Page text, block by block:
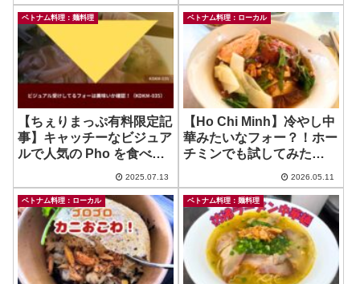
ベトナム料理：麺料理
【ちぇりまっぷ有料限定記
事】キャッチーなビジュア
ルで人気の Pho を食べま
2025.07.13
ベトナム料理：ローカル
【Ho Chi Minh】冷やし中
華みたいなフォー？！ホー
チミンでも試してみた
Thanh
2026.05.11
ベトナム料理：ローカル ベトナム料理：麺料理